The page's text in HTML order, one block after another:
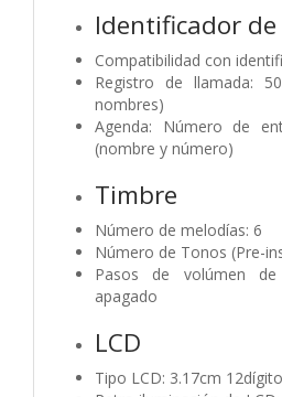
Identificador
Compatibilidad con
Registro de llamada:
nombres)
Agenda: Número de
(nombre y número)
Timbre
Número de melodías: 6
Número de Tonos (Pre-
Pasos de volúmen
apagado
LCD
Tipo LCD: 3.17cm